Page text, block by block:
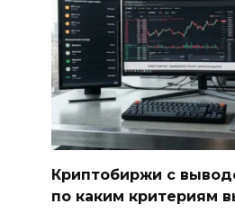
Криптобиржи с
по каким критериям